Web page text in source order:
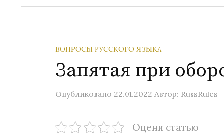
ВОПРОСЫ РУССКОГО ЯЗЫКА
Запятая при
Опубликовано 22.01.2022 Автор: RussRules
Оцени статью